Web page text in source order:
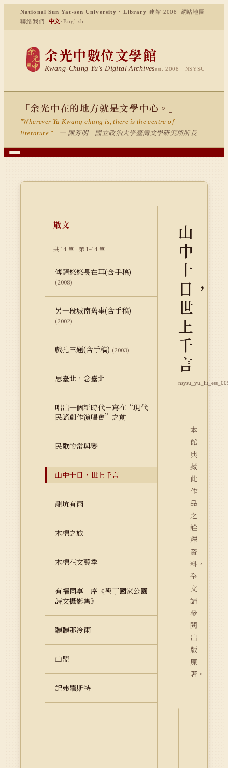
National Sun Yat-sen University · Library ·建館 2008 網站地圖 ·
聯絡我們
中文·English
余光中數位文學館
Kwang-Chung Yu's Digital Archivesest. 2008 · NSYSU
「余光中在的地方就是文學中心。」
"Wherever Yu Kwang-chung is, there is the centre of
literature."
— 陳芳明 國立政治大學臺灣文學研究所所長
散文
共 14 筆 · 第 1–14 筆
傅鐘悠悠長在耳(含手稿)
(2008)
另一段城南舊事(含手稿)
(2002)
戲孔三題(含手稿) (2003)
思臺北，念臺北
唱出一個新時代－寫在“現代
民謠創作演唱會”之前
民歌的常與變
山中十日，世上千言
龍坑有雨
木棉之旅
木棉花文藝季
有福同享－序《墾丁國家公園
詩文攝影集》
聽聽那冷雨
山盟
記弗羅斯特
山
中
十
日，
世
上
千
言
本
館
典
藏
此
作
品
之
詮
釋
資
料，
全
文
請
參
閱
出
版
原
著。